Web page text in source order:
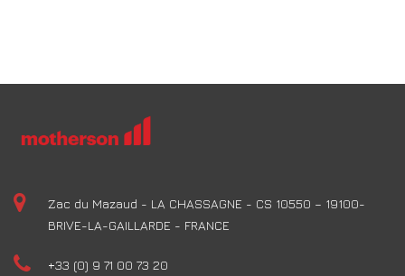
Zac du Mazaud - LA CHASSAGNE - CS 10550 – 19100-
BRIVE-LA-GAILLARDE - FRANCE
+33 (0) 9 71 00 73 20